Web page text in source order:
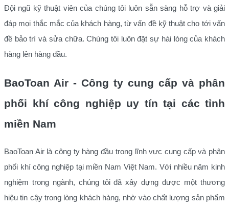
Đội ngũ kỹ thuật viên của chúng tôi luôn sẵn sàng hỗ trợ và giải
đáp mọi thắc mắc của khách hàng, từ vấn đề kỹ thuật cho tới vấn
đề bảo trì và sửa chữa. Chúng tôi luôn đặt sự hài lòng của khách
hàng lên hàng đầu.
BaoToan Air - Công ty cung cấp và phân
phối khí công nghiệp uy tín tại các tỉnh
miền Nam
BaoToan Air là công ty hàng đầu trong lĩnh vực cung cấp và phân
phối khí công nghiệp tại miền Nam Việt Nam. Với nhiều năm kinh
nghiệm trong ngành, chúng tôi đã xây dựng được một thương
hiệu tin cậy trong lòng khách hàng, nhờ vào chất lượng sản phẩm